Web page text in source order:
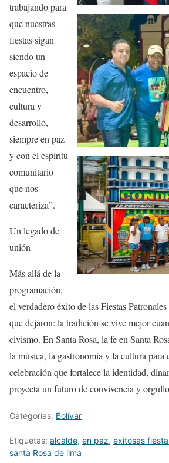
trabajando para
que nuestras
fiestas sigan
siendo un
espacio de
encuentro,
cultura y
desarrollo,
siempre en paz
y con el espíritu
comunitario
que nos
caracteriza”.
Un legado de
unión
Más allá de la
programación,
el verdadero éxito de las Fiestas
que dejaron: la tradición se vive mejor
civismo. En Santa Rosa, la fe en Santa
la música, la gastronomía y la cultura para
celebración que fortalece la identidad,
proyecta un futuro de convivencia y
Categorías: Bolívar
Etiquetas: alcalde, en paz, exitosas
santa Rosa de lima